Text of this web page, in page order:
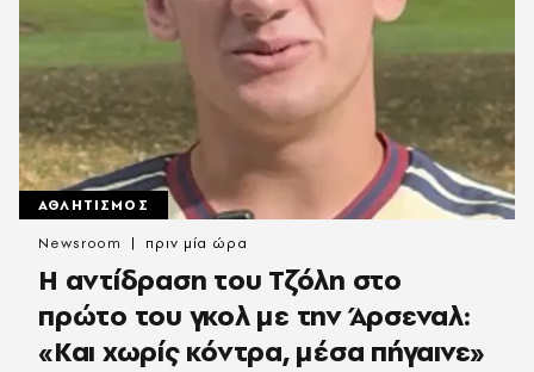
ΑΘΛΗΤΙΣΜΟΣ
Η αντίδραση του Τζόλη στο
πρώτο του γκολ με την Άρσεναλ:
«Και χωρίς κόντρα, μέσα πήγαινε»
Newsroom πριν μία ώρα